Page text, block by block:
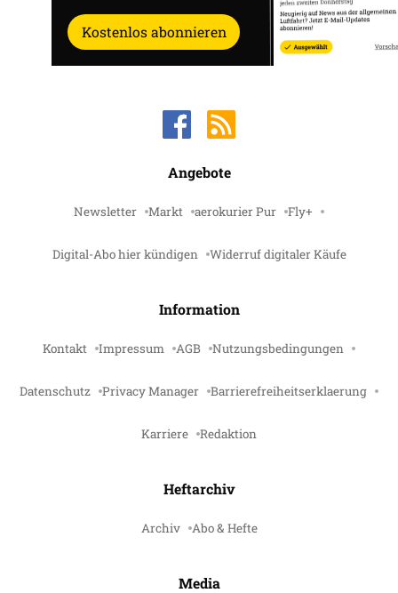
Kostenlos abonnieren
Angebote
Newsletter Markt aerokurier Pur Fly+
Digital-Abo hier kündigen Widerruf digitaler Käufe
Information
Kontakt Impressum AGB Nutzungsbedingungen
Datenschutz Privacy Manager Barrierefreiheitserklaerung
Karriere Redaktion
Heftarchiv
Archiv Abo & Hefte
Media